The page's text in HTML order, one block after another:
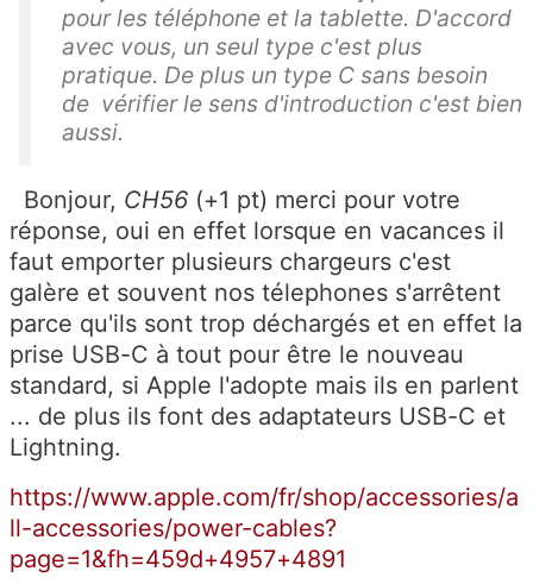
pour les téléphone et la tablette. D'accord
avec vous, un seul type c'est plus
pratique. De plus un type C sans besoin
de vérifier le sens d'introduction c'est bien
aussi.
Bonjour, CH56 (+1 pt) merci pour votre
réponse, oui en effet lorsque en vacances il
faut emporter plusieurs chargeurs c'est
galère et souvent nos télephones s'arrêtent
parce qu'ils sont trop déchargés et en effet la
prise USB-C à tout pour être le nouveau
standard, si Apple l'adopte mais ils en parlent
... de plus ils font des adaptateurs USB-C et
Lightning.
https://www.apple.com/fr/shop/accessories/a
ll-accessories/power-cables?
page=1&fh=459d+4957+4891